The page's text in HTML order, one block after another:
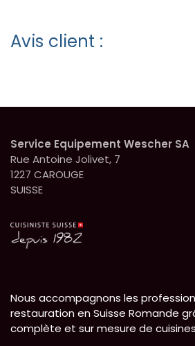
Avis client :
Service Equipement Wescher SA
Rue Antoine Jolivet, 7
1227 CAROUGE
SUISSE
Nous accompagnons les
restauration en Suisse Romande
complète et sur mesure de